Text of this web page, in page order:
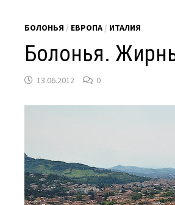
БОЛОНЬЯ / ЕВРОПА / ИТАЛИЯ
Болонья.
13.06.2012 0